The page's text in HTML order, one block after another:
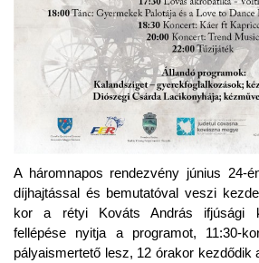
A háromnapos rendezvény június 24-
díjhajtással és bemutatóval veszi
kor a rétyi Kováts András ifjúsági
fellépése nyitja a programot, 11:30-
pályaismertető lesz, 12 órakor kezdődik